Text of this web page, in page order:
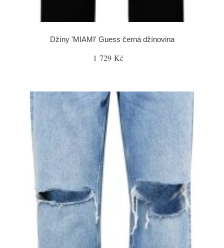
Džíny 'MIAMI' Guess černá džínovina
1 729 Kč